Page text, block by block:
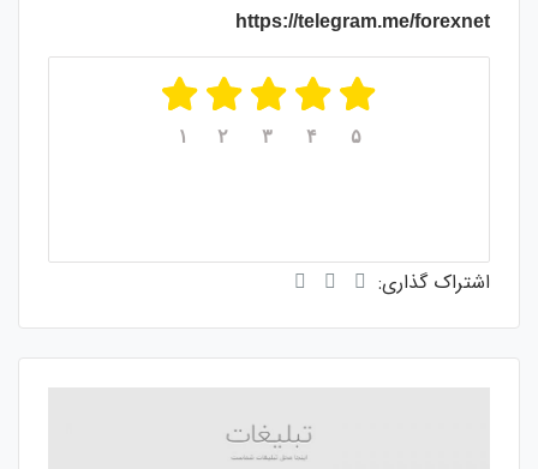
https://telegram.me/forexnet
۱ ۲ ۳ ۴ ۵
اشتراک گذاری: